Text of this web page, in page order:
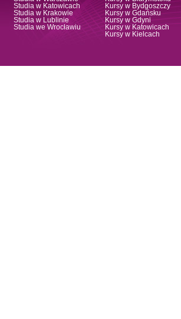
Studia w Katowicach
Studia w Krakowie
Studia w Lublinie
Studia we Wrocławiu
Kursy w Bydgoszczy
Kursy w Gdańsku
Kursy w Gdyni
Kursy w Katowicach
Kursy w Kielcach